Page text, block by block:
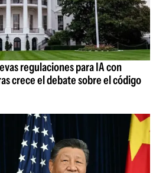
regulaciones para IA con
crece el debate sobre el código